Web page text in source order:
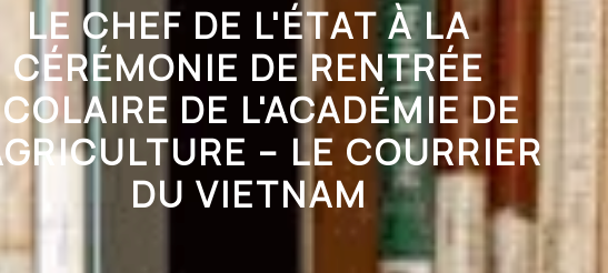
LE CHEF DE L'ÉTAT À LA
CÉRÉMONIE DE RENTRÉE
DE L'ACADÉMIE DE
– LE COURRIER
DU VIETNAM